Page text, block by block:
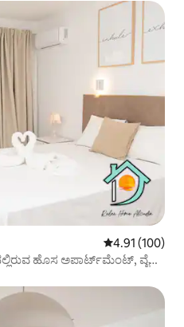
5 ರಲ್ಲಿ 4.91
4.91 (100)
ಹೊಸ ಅಪಾರ್ಟ್‌ಮೆಂಟ್, ವೈಫೈ